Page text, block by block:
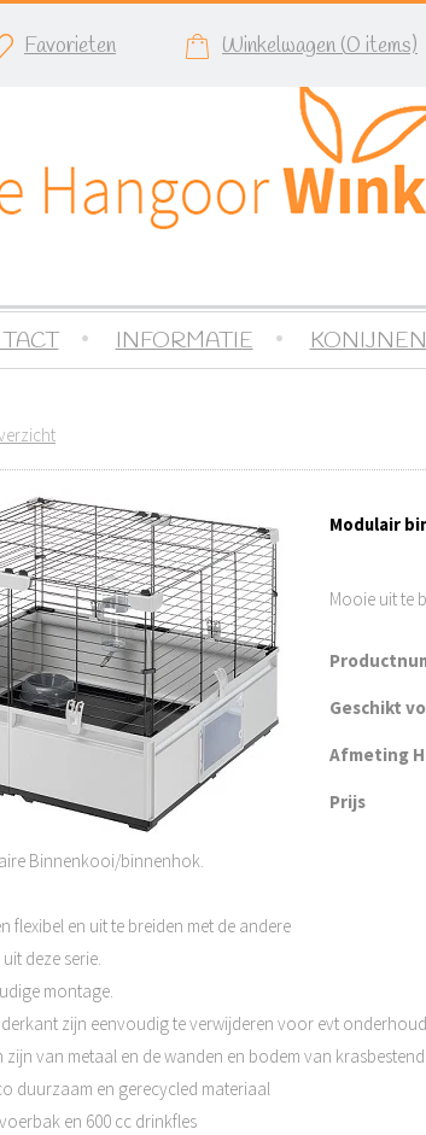
Favorieten Winkelwagen (0 items)
INFORMATIE
Modulair
Mooie uit te
Geschikt
Afmeting H
Prijs
Binnenkooi/binnenhok.
flexibel en uit te breiden met de andere
deze serie.
montage.
zijn eenvoudig te verwijderen voor evt
zijn van metaal en de wanden en bodem van
duurzaam en gerecycled materiaal
en 600 cc drinkfles